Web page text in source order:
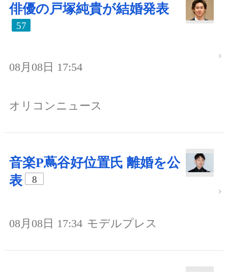
俳優の戸塚純貴が結婚発表
57
08月08日 17:54
オリコンニュース
音楽P蔦谷好位置氏 離婚を公
表
8
08月08日 17:34 モデルプレス